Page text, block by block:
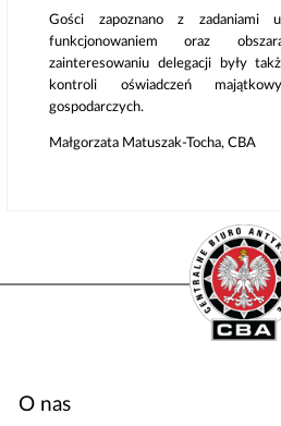
Gości zapoznano z zadaniami
funkcjonowaniem oraz
zainteresowaniu delegacji były
kontroli oświadczeń
gospodarczych.
Małgorzata Matuszak-Tocha, CBA
O nas